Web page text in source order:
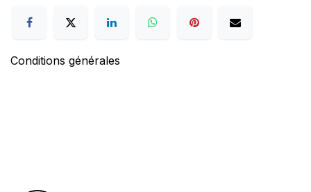
Conditions générales